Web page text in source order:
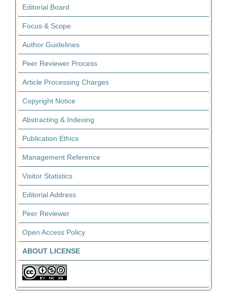
Editorial Board
Focus & Scope
Author Guidelines
Peer Reviewer Process
Article Processing Charges
Copyright Notice
Abstracting & Indexing
Publication Ethics
Management Reference
Visitor Statistics
Editorial Address
Peer Reviewer
Open Access Policy
ABOUT LICENSE